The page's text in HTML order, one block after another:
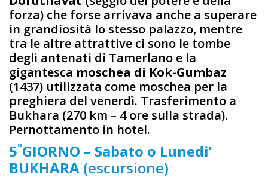
forza) che forse arrivava anche a superare
in grandiosità lo stesso palazzo, mentre
tra le altre attrattive ci sono le tombe
degli antenati di Tamerlano e la
gigantesca moschea di Kok-Gumbaz
(1437) utilizzata come moschea per la
preghiera del venerdì. Trasferimento a
Bukhara (270 km – 4 ore sulla strada).
Pernottamento in hotel.
5ºGIORNO – Sabato o Lunedi’
BUKHARA (escursione)